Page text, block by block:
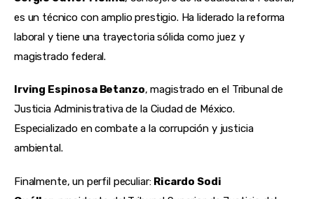
es un técnico con amplio prestigio. Ha liderado la reforma
laboral y tiene una trayectoria sólida como juez y
magistrado federal.
Irving Espinosa Betanzo, magistrado en el Tribunal de
Justicia Administrativa de la Ciudad de México.
Especializado en combate a la corrupción y justicia
ambiental.
Finalmente, un perfil peculiar: Ricardo Sodi